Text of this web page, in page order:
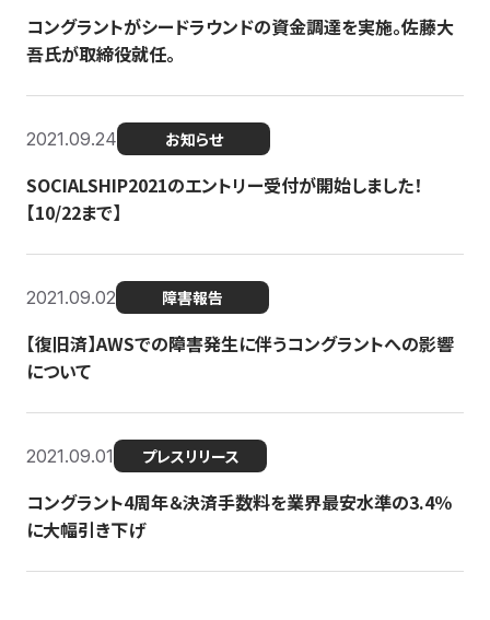
コングラントがシードラウンドの資金調達を実施。佐藤大
吾氏が取締役就任。
2021.09.24 お知らせ
SOCIALSHIP2021のエントリー受付が開始しました！
【10/22まで】
2021.09.02 障害報告
【復旧済】AWSでの障害発生に伴うコングラントへの影響
について
2021.09.01 プレスリリース
コングラント4周年＆決済手数料を業界最安水準の3.4％
に大幅引き下げ